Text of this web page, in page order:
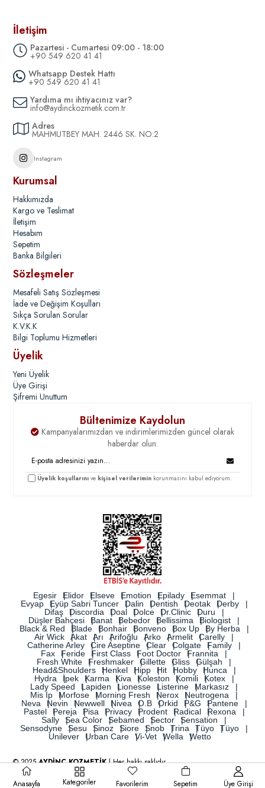
İletişim
Pazartesi - Cumartesi 09:00 - 18:00
+90 549 620 41 41
Whatsapp Destek Hattı
+90 549 620 41 41
Yardıma mı ihtiyacınız var?
info@aydinckozmetik.com.tr
Adres
MAHMUTBEY MAH. 2446 SK. NO:2
Instagram
Kurumsal
Hakkımızda
Kargo ve Teslimat
İletişim
Hesabım
Sepetim
Banka Bilgileri
Sözleşmeler
Mesafeli Satış Sözleşmesi
İade ve Değişim Koşulları
Sıkça Sorulan Sorular
K.V.K.K
Bilgi Toplumu Hizmetleri
Üyelik
Yeni Üyelik
Üye Girişi
Şifremi Unuttum
Bültenimize Kaydolun
Kampanyalarımızdan ve indirimlerimizden güncel olarak
haberdar olun.
Üyelik koşullarını ve kişisel verilerimin korunmasını kabul ediyorum.
Egesir Elidor Elseve Emotion Epilady
Esemmat
Evyap
Eyüp Sabri Tuncer Dalin Dentish Deotak
Derby
Difaş
Discordia Doal Dolce Dr.Clinic
Duru
Düşler Bahçesi
Banat Bebedor Bellissima
Biologist
Black & Red
Blade Bonhair Bonveno Box Up
By Herba
Air Wick
Akat Arı Arifoğlu Arko Armelit
Carelly
Catherine Arley
Cire Aseptine Clear Colgate
Family
Fax
Feride First Class Foot Doctor
Frannita
Fresh White
Freshmaker Gillette Gliss
Gülşah
Head&Shoulders
Henkel Hipp Hit Hobby
Hunca
Hydra
İpek Karma Kiva Koleston Komili
Kotex
Lady Speed
Lapiden Lionesse Listerine
Markasız
Mis İp
Morfose Morning Fresh Nerox
Neutrogena
Neva
Nevin Newwell Nivea O.B Orkid P&G
Pantene
Pastel
Pereja Pisa Privacy Prodent Radical
Rexona
Sally
Sea Color Sebamed Sector
Sensation
Sensodyne
Sesu Sinoz Siore Snob Trina Tüyo
Tüyo
Unilever
Urban Care Vi-Vet Wella Wetto
© 2025AYDİNÇ KOZMETİK| Her hakkı saklıdır.
Anasayfa Kategoriler Favorilerim Sepetim Üye Girişi